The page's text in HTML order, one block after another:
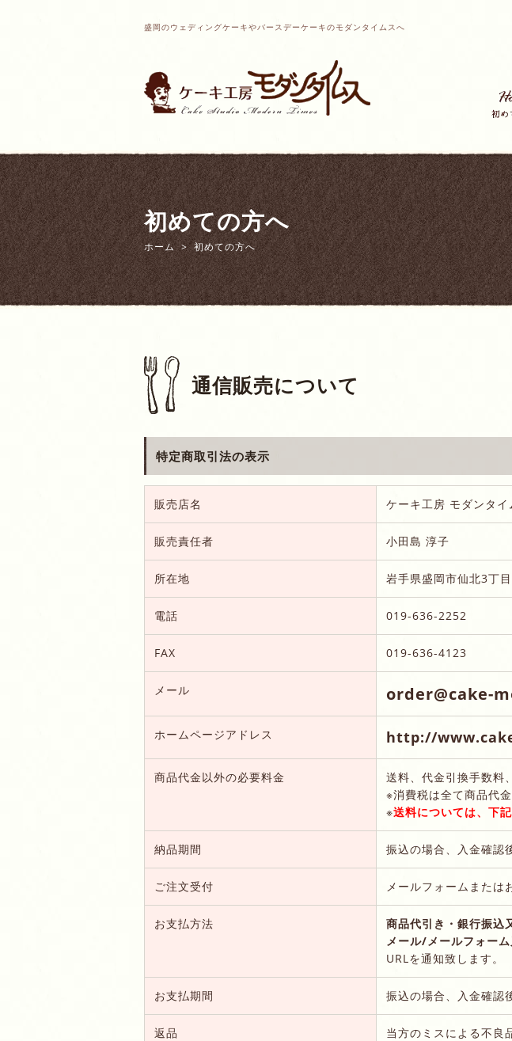
盛岡のウェディングケーキやバースデーケーキのモダンタイムスへ
初めての方へ
ホーム 初めての方へ
通信販売について
特定商取引法の表示
販売店名 ケーキ工房 モダンタイ
販売責任者 小田島 淳子
所在地 岩手県盛岡市仙北3丁
電話 019-636-2252
FAX 019-636-4123
メール order@cake-
ホームページアドレス http://
商品代金以外の必要料金
送料、代金引換手数料
※消費税は全て商品代
※送料については、下記
納品期間 振込の場合、入金確認
ご注文受付 メールフォームまたは
お支払方法
商品代引き・銀行振込
メール/メールフォー
URLを通知致します。
お支払期間 振込の場合、入金確認
返品
当方のミスによる不良